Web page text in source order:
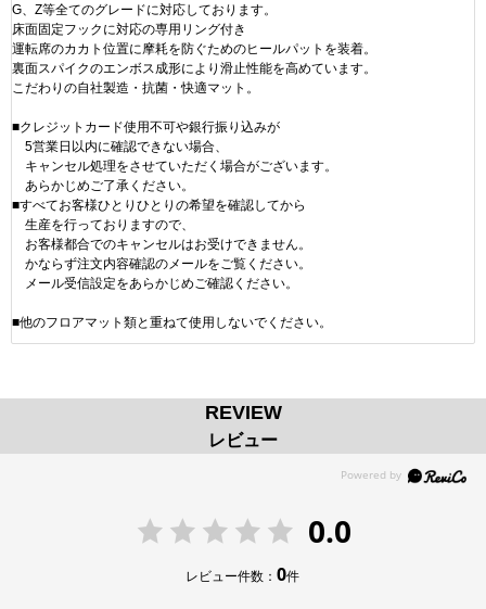
G、Z等全てのグレードに対応しております。
床面固定フックに対応の専用リング付き
運転席のカカト位置に摩耗を防ぐためのヒールパットを装着。
裏面スパイクのエンボス成形により滑止性能を高めています。
こだわりの自社製造・抗菌・快適マット。
■クレジットカード使用不可や銀行振り込みが
5営業日以内に確認できない場合、
キャンセル処理をさせていただく場合がございます。
あらかじめご了承ください。
■すべてお客様ひとりひとりの希望を確認してから
生産を行っておりますので、
お客様都合でのキャンセルはお受けできません。
かならず注文内容確認のメールをご覧ください。
メール受信設定をあらかじめご確認ください。
■他のフロアマット類と重ねて使用しないでください。
REVIEW
レビュー
0.0
レビュー件数：0件